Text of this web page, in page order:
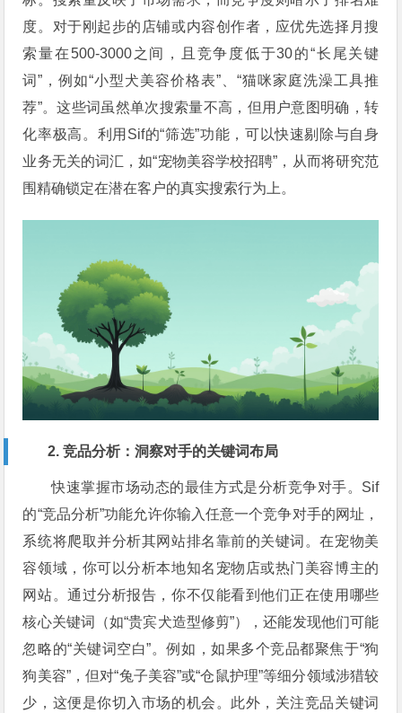
度。对于刚起步的店铺或内容创作者，应优先选择月搜
索量在500-3000之间，且竞争度低于30的“长尾关键
词”，例如“小型犬美容价格表”、“猫咪家庭洗澡工具推
荐”。这些词虽然单次搜索量不高，但用户意图明确，转
化率极高。利用Sif的“筛选”功能，可以快速剔除与自身
业务无关的词汇，如“宠物美容学校招聘”，从而将研究范
围精确锁定在潜在客户的真实搜索行为上。
2. 竞品分析：洞察对手的关键词布局
快速掌握市场动态的最佳方式是分析竞争对手。Sif
的“竞品分析”功能允许你输入任意一个竞争对手的网址，
系统将爬取并分析其网站排名靠前的关键词。在宠物美
容领域，你可以分析本地知名宠物店或热门美容博主的
网站。通过分析报告，你不仅能看到他们正在使用哪些
核心关键词（如“贵宾犬造型修剪”），还能发现他们可能
忽略的“关键词空白”。例如，如果多个竞品都聚焦于“狗
狗美容”，但对“兔子美容”或“仓鼠护理”等细分领域涉猎较
少，这便是你切入市场的机会。此外，关注竞品关键词